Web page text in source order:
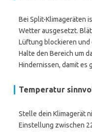
Bei Split-Klimageräten
Wetter ausgesetzt.
Lüftung blockieren
Halte den Bereich um
Hindernissen, damit es
Temperatur
Stelle dein Klimagerät
Einstellung zwischen